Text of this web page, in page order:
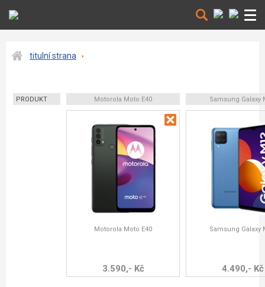
titulní strana
PRODUKT Motorola Moto E40 Samsung Galaxy
Motorola Moto E40
3.590,- Kč
Samsung Galaxy
4.490,- Kč